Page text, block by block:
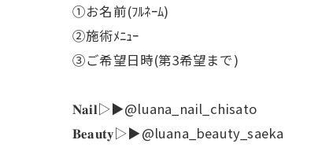
①お名前(ﾌﾙﾈｰﾑ)
②施術ﾒﾆｭｰ
③ご希望日時(第3希望まで)
𝐍𝐚𝐢𝐥▷▶@luana_nail_chisato
𝐁𝐞𝐚𝐮𝐭𝐲▷▶@luana_beauty_saeka